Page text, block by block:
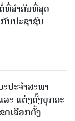
ທີ່ສໍາຄັນທີ່ສຸດ
ບປະຊາຊົນ
ປະຈໍາສະພາ
ລະ ແຕ່ງຕັ້ງບຸກຄະ
ດເລືອກຕັ້ງ